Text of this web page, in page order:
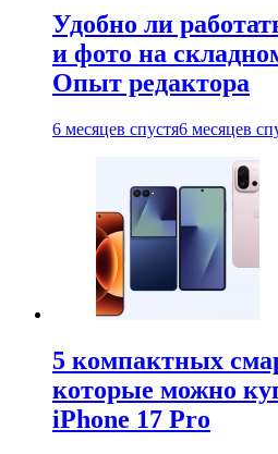
Удобно ли
и фото на
Опыт редактора
6 месяцев спустя6 месяцев
5 компактных
которые можно
iPhone 17 Pro